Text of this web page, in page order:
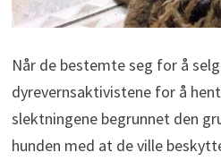
Når de bestemte seg for å
dyrevernsaktivistene for å
slektningene begrunnet den
hunden med at de ville